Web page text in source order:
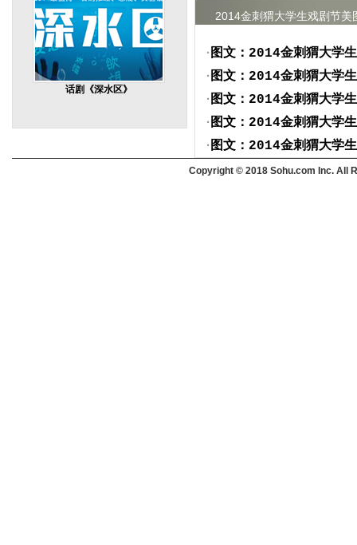
话剧《深水区》
2014金刺猬大学生戏剧节美
· 图文：2014金刺猬大学
· 图文：2014金刺猬大学
· 图文：2014金刺猬大学
· 图文：2014金刺猬大学
· 图文：2014金刺猬大学
Copyright © 2018 Sohu.com Inc. All